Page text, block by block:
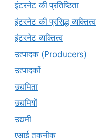
इंटरनेट की प्रतिष्ठिता
इंटरनेट की प्रसिद्ध व्यक्तित्व
इंटरनेट व्यक्तित्व
उत्पादक (Producers)
उत्पादकों
उद्यमिता
उद्यमियों
उद्यमी
एआई तकनीक